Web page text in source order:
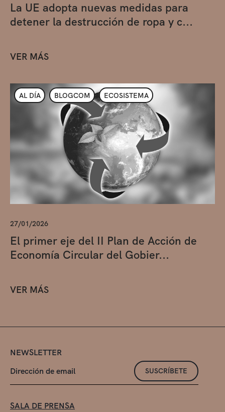
La UE adopta nuevas medidas para
detener la destrucción de ropa y c...
VER MÁS
AL DÍA BLOGCOM ECOSISTEMA
27/01/2026
El primer eje del II Plan de Acción de
Economía Circular del Gobier...
VER MÁS
NEWSLETTER
SUSCRÍBETE
SALA DE PRENSA